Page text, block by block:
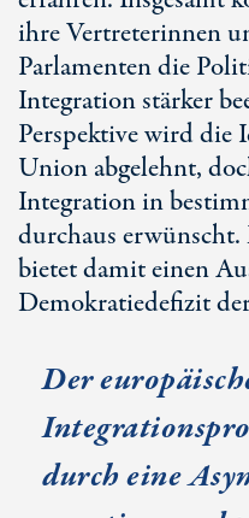
ihre Vertreterinnen
Parlamenten die
Integration stärker
Perspektive wird die
Union abgelehnt,
Integration in
durchaus
bietet damit einen
Demokratiedefizit
Der
durch eine